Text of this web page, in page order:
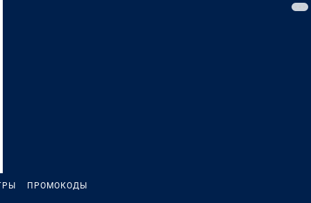
ПРОМОКОДЫ